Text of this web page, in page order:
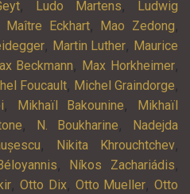
, Ludo Martens,
Ludwig
Maître Eckhart, Mao Zedong,
, Martin Luther, Maurice
Beckmann, Max Horkheimer,
Foucault, Michel Graindorge,
, Mikhaïl Bakounine,
Mikhaïl
, N. Boukharine,
Nadejda
, Nikita Khrouchtchev,
, Níkos Zachariádis,
, Otto Dix, Otto Mueller, Otto